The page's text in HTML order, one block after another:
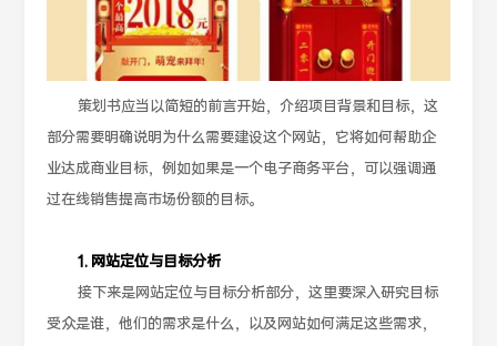
策划书应当以简短的前言开始，介绍项目背景和目标，这
部分需要明确说明为什么需要建设这个网站，它将如何帮助企
业达成商业目标，例如如果是一个电子商务平台，可以强调通
过在线销售提高市场份额的目标。
1. 网站定位与目标分析
接下来是网站定位与目标分析部分，这里要深入研究目标
受众是谁，他们的需求是什么，以及网站如何满足这些需求，